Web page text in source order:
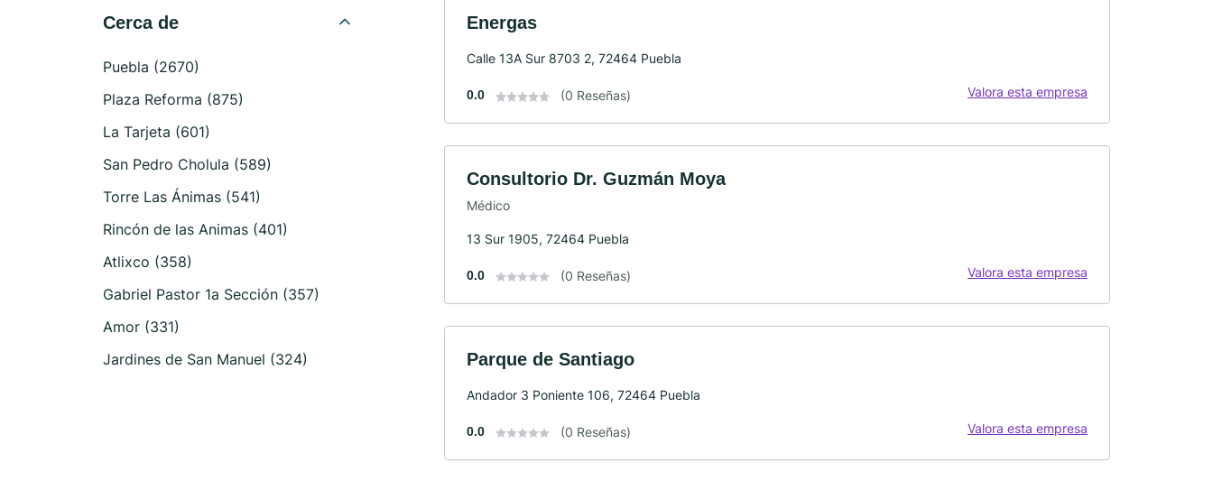
Cerca de
Puebla (2670)
Plaza Reforma (875)
La Tarjeta (601)
San Pedro Cholula (589)
Torre Las Ánimas (541)
Rincón de las Animas (401)
Atlixco (358)
Gabriel Pastor 1a Sección (357)
Amor (331)
Jardines de San Manuel (324)
Energas
Calle 13A Sur 8703 2, 72464 Puebla
0.0 (0 Reseñas) Valora esta empresa
Consultorio Dr. Guzmán Moya
Médico
13 Sur 1905, 72464 Puebla
0.0 (0 Reseñas) Valora esta empresa
Parque de Santiago
Andador 3 Poniente 106, 72464 Puebla
0.0 (0 Reseñas) Valora esta empresa